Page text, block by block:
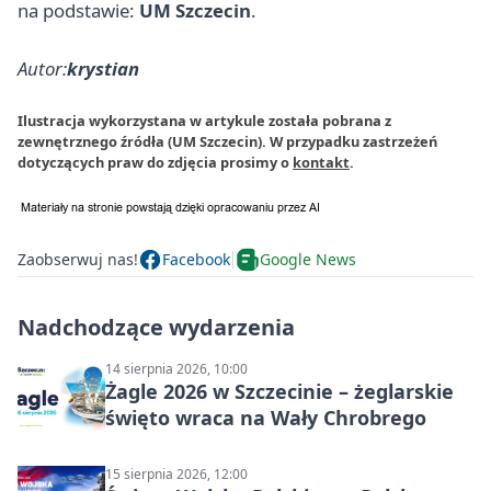
na podstawie: UM Szczecin.
Autor:krystian
Ilustracja wykorzystana w artykule została pobrana z
zewnętrznego źródła (UM Szczecin). W przypadku zastrzeżeń
dotyczących praw do zdjęcia prosimy o kontakt.
Zaobserwuj nas! Facebook Google News
Nadchodzące wydarzenia
14 sierpnia 2026, 10:00
Żagle 2026 w Szczecinie – żeglarskie
święto wraca na Wały Chrobrego
15 sierpnia 2026, 12:00